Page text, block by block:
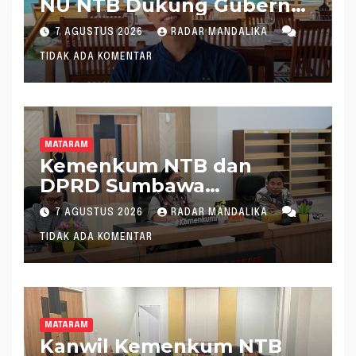
NU NTB Dukung Gubernur
Pimpin KONI NTB
7 AGUSTUS 2026 RADAR MANDALIKA
TIDAK ADA KOMENTAR
MATARAM
Kemenkum NTB dan
DPRD Sumbawa
Mantapkan Rencana
Pembentukan 8 Raperda
Inisiatif
7 AGUSTUS 2026 RADAR MANDALIKA
TIDAK ADA KOMENTAR
MATARAM
Kanwil Kemenkum NTB